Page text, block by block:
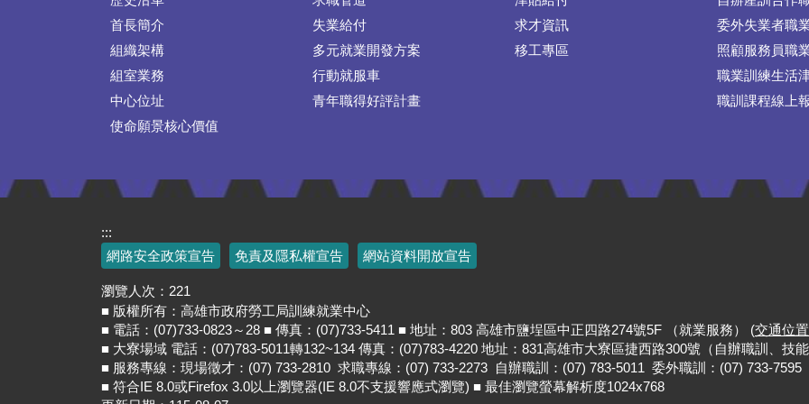
首長簡介
組織架構
組室業務
中心位址
使命願景核心價值
失業給付
多元就業開發方案
行動就服車
青年職得好評計畫
求才資訊
移工專區
委外失業者職
照顧服務員職
職業訓練生活
職訓課程線上
:::
網路安全政策宣告
免責及隱私權宣告 網站資料開放宣告
瀏覽人次： 221
■ 版權所有：高雄市政府勞工局訓練就業中心
■ 電話：(07)733-0823～28 ■ 傳真：(07)733-5411 ■ 地址：803 高雄市鹽埕區中正四路274號5F （就業服務） (交通位
■ 大寮場域 電話：(07)783-5011轉132~134 傳真：(07)783-4220 地址：831高雄市大寮區捷西路300號（自辦職訓、技
■ 服務專線：現場徵才：(07) 733-2810 求職專線：(07) 733-2273 自辦職訓：(07) 783-5011 委外職訓：(07) 733-7595
■ 符合IE 8.0或Firefox 3.0以上瀏覽器(IE 8.0不支援響應式瀏覽) ■ 最佳瀏覽螢幕解析度1024x768